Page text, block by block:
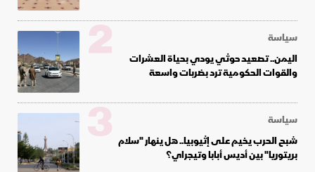
سياسة
اليمن.. تصعيد حوثي يودي بحياة العشرات
والقوات الحكومية ترد بضربات واسعة
2
سياسة
شبح الحرب يخيم على إثيوبيا.. هل ينهار "سلام
بريتوريا" بين أديس أبابا وتيجراي؟
3